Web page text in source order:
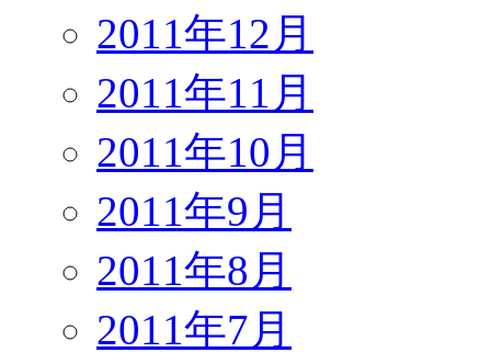
2011年12月
2011年11月
2011年10月
2011年9月
2011年8月
2011年7月